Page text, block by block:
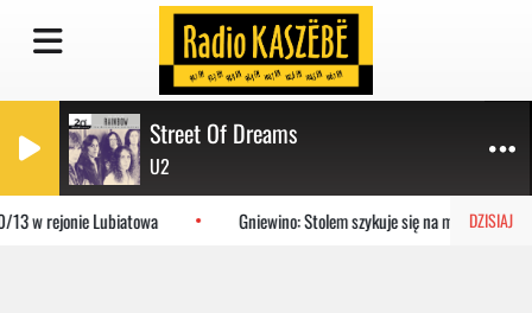
Street Of Dreams
U2
DZISIAJ
w rejonie Lubiatowa Gniewino: Stolem szykuje się na mecz z KP